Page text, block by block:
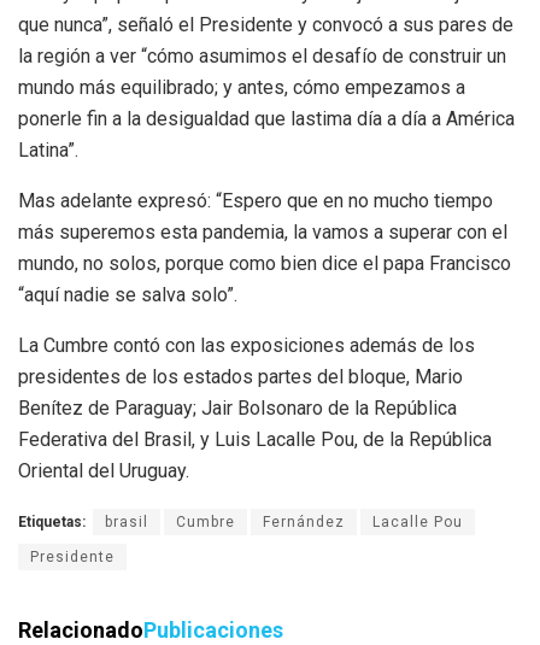
que nunca”, señaló el Presidente y convocó a sus pares de
la región a ver “cómo asumimos el desafío de construir un
mundo más equilibrado; y antes, cómo empezamos a
ponerle fin a la desigualdad que lastima día a día a América
Latina”.
Mas adelante expresó: “Espero que en no mucho tiempo
más superemos esta pandemia, la vamos a superar con el
mundo, no solos, porque como bien dice el papa Francisco
“aquí nadie se salva solo”.
La Cumbre contó con las exposiciones además de los
presidentes de los estados partes del bloque, Mario
Benítez de Paraguay; Jair Bolsonaro de la República
Federativa del Brasil, y Luis Lacalle Pou, de la República
Oriental del Uruguay.
Etiquetas: brasil Cumbre Fernández Lacalle Pou
Presidente
RelacionadoPublicaciones